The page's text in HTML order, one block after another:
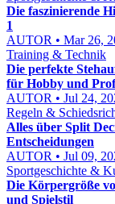
Die faszinierende
1
AUTOR • Mar 26,
Training & Technik
Die perfekte
für Hobby und
AUTOR • Jul 24,
Regeln &
Alles über Split
Entscheidungen
AUTOR • Jul 09,
Sportgeschichte &
Die Körpergröße
und Spielstil